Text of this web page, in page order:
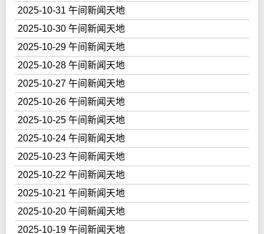
2025-10-31 午间新闻天地
2025-10-30 午间新闻天地
2025-10-29 午间新闻天地
2025-10-28 午间新闻天地
2025-10-27 午间新闻天地
2025-10-26 午间新闻天地
2025-10-25 午间新闻天地
2025-10-24 午间新闻天地
2025-10-23 午间新闻天地
2025-10-22 午间新闻天地
2025-10-21 午间新闻天地
2025-10-20 午间新闻天地
2025-10-19 午间新闻天地